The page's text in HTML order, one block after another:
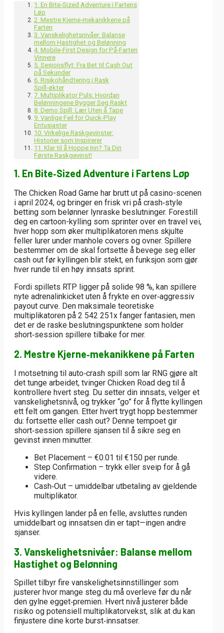
1. En Bite‑Sized Adventure i Fartens
Løp
2. Mestre Kjerne‑mekanikkene på
Farten
3. Vanskelighetsnivåer: Balanse
mellom Hastighet og Belønning
4. Mobile‑First Design for På‑Farten
Vinnere
5. Sesjonsflyt: Fra Bet til Cash Out
på Sekunder
6. Risikohåndtering i Rask
Spill‑økter
7. Multiplikator Puls: Hvordan
Belønningene Bygger Seg Raskt
8. Demo Spill: Lær Uten å Tape
9. Vanlige Feil for Quick‑Play
Entusiaster
10. Virkelige Raskgevinster:
Historier som Inspirerer
11. Klar til å Hoppe Inn? Ta Din
Første Raskgevinst!
1. En Bite‑Sized Adventure i Fartens Løp
The Chicken Road Game har brutt ut på casino-scenen
i april 2024, og bringer en frisk vri på crash‑style
betting som belønner lynraske beslutninger. Forestill
deg en cartoon-kylling som sprinter over en travel vei,
hver hopp som øker multiplikatoren mens skjulte
feller lurer under manhole covers og ovner. Spillere
bestemmer om de skal fortsette å bevege seg eller
cash out før kyllingen blir stekt, en funksjon som gjør
hver runde til en høy innsats sprint.
Fordi spillets RTP ligger på solide 98 %, kan spillere
nyte adrenalinkicket uten å frykte en over‑aggressiv
payout curve. Den maksimale teoretiske
multiplikatoren på 2 542 251x fanger fantasien, men
det er de raske beslutningspunktene som holder
short‑session spillere tilbake for mer.
2. Mestre Kjerne‑mekanikkene på Farten
I motsetning til auto‑crash spill som lar RNG gjøre alt
det tunge arbeidet, tvinger Chicken Road deg til å
kontrollere hvert steg. Du setter din innsats, velger et
vanskelighetsnivå, og trykker “go” for å flytte kyllingen
ett felt om gangen. Etter hvert trygt hopp bestemmer
du: fortsette eller cash out? Denne tempoet gir
short‑session spillere sjansen til å sikre seg en
gevinst innen minutter.
Bet Placement – €0.01 til €150 per runde.
Step Confirmation – trykk eller sveip for å gå
videre.
Cash‑Out – umiddelbar utbetaling av gjeldende
multiplikator.
Hvis kyllingen lander på en felle, avsluttes runden
umiddelbart og innsatsen din er tapt—ingen andre
sjanser.
3. Vanskelighetsnivåer: Balanse mellom
Hastighet og Belønning
Spillet tilbyr fire vanskelighetsinnstillinger som
justerer hvor mange steg du må overleve før du når
den gylne egget‑premien. Hvert nivå justerer både
risiko og potensiell multiplikatorvekst, slik at du kan
finjustere dine korte burst‑innsatser.